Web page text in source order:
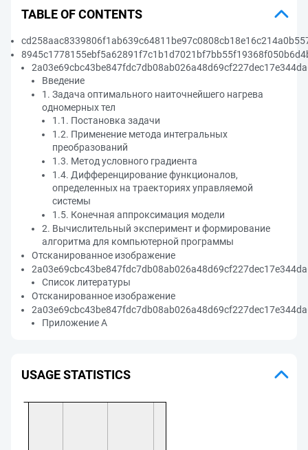
TABLE OF CONTENTS
Введение
1. Задача оптимального наиточнейшего нагрева
одномерных тел
1.1. Постановка задачи
1.2. Применение метода интегральных
преобразований
1.3. Метод условного градиента
1.4. Дифференцирование функционалов,
определенных на траекториях управляемой
системы
1.5. Конечная аппроксимация модели
2. Вычислительный эксперимент и формирование
алгоритма для компьютерной программы
Отсканированное изображение
Список литературы
Отсканированное изображение
Приложение А
USAGE STATISTICS